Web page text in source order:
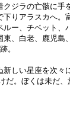
ジラの亡骸に手
りアラスカへ。
ー、チベット、
、白老、鹿児島
。
しい星座を次々
だ。ぼくは未だ